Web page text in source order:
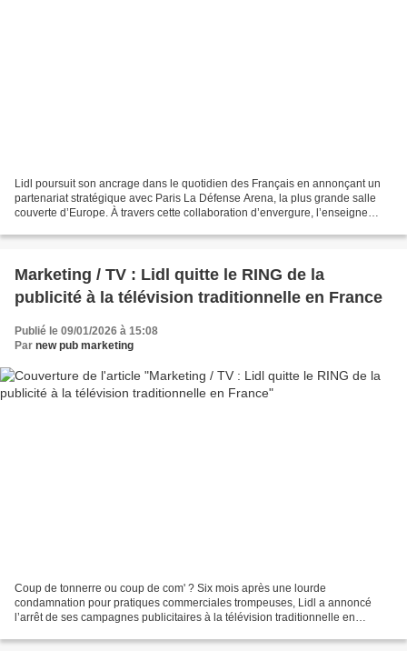
Lidl poursuit son ancrage dans le quotidien des Français en annonçant un
partenariat stratégique avec Paris La Défense Arena, la plus grande salle
couverte d’Europe. À travers cette collaboration d’envergure, l’enseigne
Marketing / TV : Lidl quitte le RING de la
publicité à la télévision traditionnelle en France
Publié le 09/01/2026 à 15:08
Par new pub marketing
Coup de tonnerre ou coup de com' ? Six mois après une lourde
condamnation pour pratiques commerciales trompeuses, Lidl a annoncé
l’arrêt de ses campagnes publicitaires à la télévision traditionnelle en